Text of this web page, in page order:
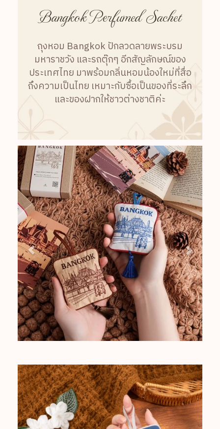
Bangkok Perfumed Sachet
ถุงหอม Bangkok ปักลวดลายพระบรม
มหาราชวัง และรถตุ๊กๆ อีกสัญลักษณ์ของ
ประเทศไทย มาพร้อมกลิ่นหอมน้องใหม่ที่สื่อ
ถึงความเป็นไทย เหมาะกับซื้อเป็นของที่ระลึก
และของฝากให้ชาวต่างชาติค่ะ